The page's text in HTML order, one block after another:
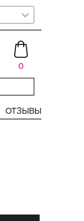
0
ОТЗЫВЫ